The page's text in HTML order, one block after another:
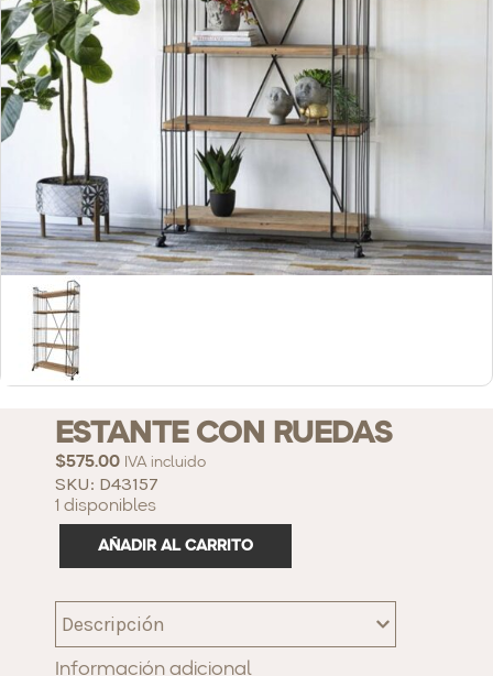
ESTANTE CON RUEDAS
$575.00 IVA incluido
SKU: D43157
1 disponibles
AÑADIR AL CARRITO
Descripción
Información adicional